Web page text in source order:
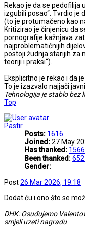
Rekao je da se pedofilija
izgubili posao“. Tvrdio je
(to je protumačeno kao
Kritizirao je činjenicu da
pornografije kažnjava
najproblematičnijih
postoji žudnja starijih za
teoriji i praksi“).
Eksplicitno je rekao i da
To je izazvalo najjači
Tehnologija je stablo bez
Top
Pastir
Posts: 1616
Joined:27 May
Has thanked:
Been thanked:
Gender:
Post26 Mar 2026, 19:18
Dodat ću i ono što se
DHK: Osuđujemo
smjeli uzeti nagradu